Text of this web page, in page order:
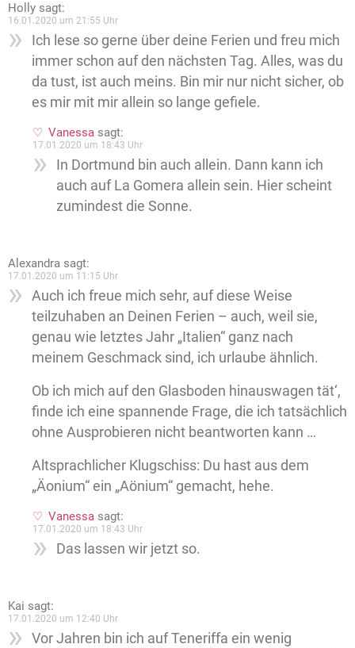
Holly sagt:
16.01.2020 um 21:55 Uhr
Ich lese so gerne über deine Ferien und freu mich
immer schon auf den nächsten Tag. Alles, was du
da tust, ist auch meins. Bin mir nur nicht sicher, ob
es mir mit mir allein so lange gefiele.
Vanessa sagt:
17.01.2020 um 18:43 Uhr
In Dortmund bin auch allein. Dann kann ich
auch auf La Gomera allein sein. Hier scheint
zumindest die Sonne.
Alexandra sagt:
17.01.2020 um 11:15 Uhr
Auch ich freue mich sehr, auf diese Weise
teilzuhaben an Deinen Ferien – auch, weil sie,
genau wie letztes Jahr „Italien“ ganz nach
meinem Geschmack sind, ich urlaube ähnlich.
Ob ich mich auf den Glasboden hinauswagen tät‘,
finde ich eine spannende Frage, die ich tatsächlich
ohne Ausprobieren nicht beantworten kann …
Altsprachlicher Klugschiss: Du hast aus dem
„Äonium“ ein „Aönium“ gemacht, hehe.
Vanessa sagt:
17.01.2020 um 18:43 Uhr
Das lassen wir jetzt so.
Kai sagt:
17.01.2020 um 12:40 Uhr
Vor Jahren bin ich auf Teneriffa ein wenig